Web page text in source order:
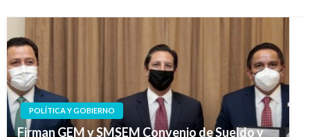
POLÍTICA Y GOBIERNO
Firman GEM y SMSEM Convenio de Sueldo y